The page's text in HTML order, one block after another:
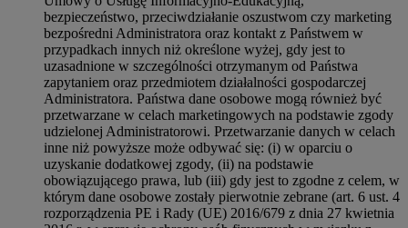
bezpieczeństwo, przeciwdziałanie oszustwom czy marketing
bezpośredni Administratora oraz kontakt z Państwem w
przypadkach innych niż określone wyżej, gdy jest to
uzasadnione w szczególności otrzymanym od Państwa
zapytaniem oraz przedmiotem działalności gospodarczej
Administratora. Państwa dane osobowe mogą również być
przetwarzane w celach marketingowych na podstawie zgody
udzielonej Administratorowi. Przetwarzanie danych w celach
inne niż powyższe może odbywać się: (i) w oparciu o
uzyskanie dodatkowej zgody, (ii) na podstawie
obowiązującego prawa, lub (iii) gdy jest to zgodne z celem, w
którym dane osobowe zostały pierwotnie zebrane (art. 6 ust. 4
rozporządzenia PE i Rady (UE) 2016/679 z dnia 27 kwietnia